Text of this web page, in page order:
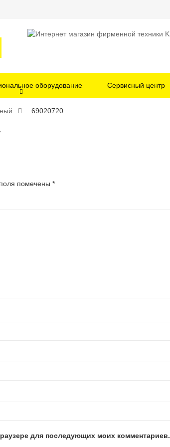
оборудование Сервисный центр
69020720
помечены *
для последующих моих комментариев.